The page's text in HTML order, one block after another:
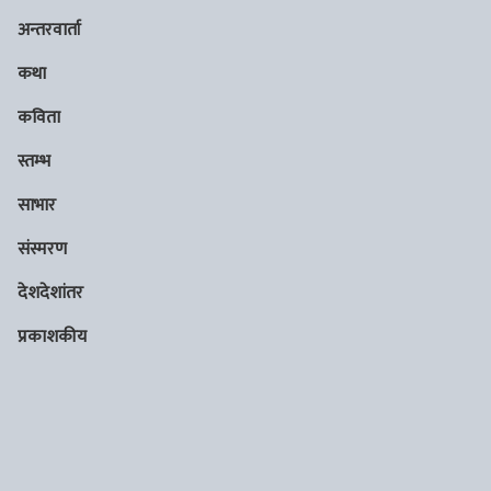
अन्तरवार्ता
कथा
कविता
स्तम्भ
साभार
संस्मरण
देशदेशांतर
प्रकाशकीय